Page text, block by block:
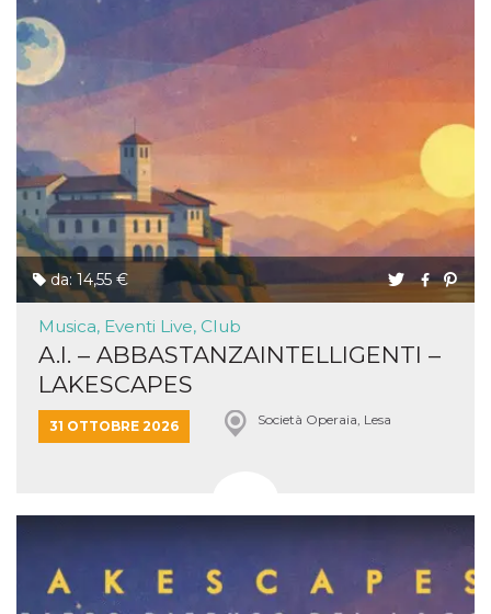
da: 14,55 €
Musica, Eventi Live, Club
A.I. – ABBASTANZAINTELLIGENTI –
LAKESCAPES
31 OTTOBRE 2026 Società Operaia, Lesa